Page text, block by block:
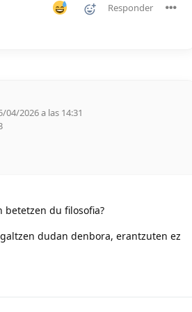
Responder
04/2026 a las 14:31
betetzen du filosofia?
dudan denbora, erantzuten ez